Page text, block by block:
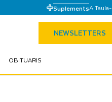
SuplementsA Taula-
NEWSLETTERS
OBITUARIS